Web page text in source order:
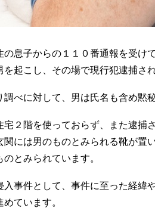
の息子からの１１０番通報を受け
を起こし、その場で現行犯逮捕され
調べに対して、男は氏名も含め黙
宅２階を使っておらず、また逮捕
関には男のものとみられる靴が置
のとみられています。
入事件として、事件に至った経緯
ています。